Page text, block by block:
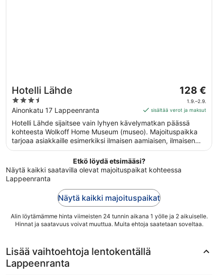
Hotelli Lähde
3.5
out
of
5
Ainonkatu 17 Lappeenranta
Hinta
on
128 €
per
yö
ajalle
2.9.
128 €
1.9.–2.9.
sisältää verot ja maksut
Hotelli Lähde sijaitsee vain lyhyen kävelymatkan päässä
kohteesta Wolkoff Home Museum (museo). Majoituspaikka
tarjoaa asiakkaille esimerkiksi ilmaisen aamiaisen, ilmaisen
Wi-Fi-yhteyden yleisissä tiloissa ja täyden palvelun kylpylän.
Tämän majoituspaikan tarjoamiin lemmikkipalveluihin kuuluu
ruoka- ja vesikulhot.
Etkö löydä etsimääsi?
Näytä kaikki saatavilla olevat majoituspaikat kohteessa
Lappeenranta
Näytä kaikki majoituspaikat
Alin löytämämme hinta viimeisten 24 tunnin aikana 1 yölle ja 2 aikuiselle.
Hinnat ja saatavuus voivat muuttua. Muita ehtoja saatetaan soveltaa.
Lisää vaihtoehtoja lentokentällä
Lappeenranta